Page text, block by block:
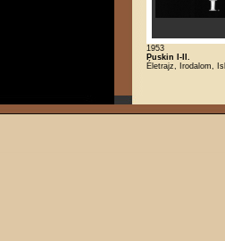
1953
Puskin I-II.
Életrajz, Irodalom,